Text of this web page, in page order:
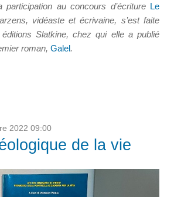
participation au concours d’écriture Le
vidéaste et écrivaine, s’est faite
Slatkine, chez qui elle a publié
roman, Galel.
2022 09:00
de la vie